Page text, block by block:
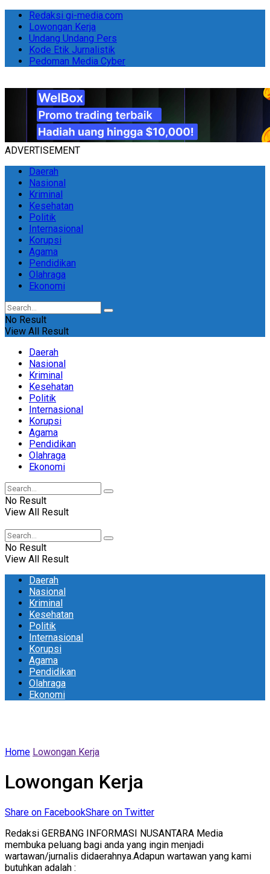
Redaksi gi-media.com
Lowongan Kerja
Undang Undang Pers
Kode Etik Jurnalistik
Pedoman Media Cyber
ADVERTISEMENT
Daerah
Nasional
Kriminal
Kesehatan
Politik
Internasional
Korupsi
Agama
Pendidikan
Olahraga
Ekonomi
No Result
View All Result
Daerah
Nasional
Kriminal
Kesehatan
Politik
Internasional
Korupsi
Agama
Pendidikan
Olahraga
Ekonomi
No Result
View All Result
No Result
View All Result
Daerah
Nasional
Kriminal
Kesehatan
Politik
Internasional
Korupsi
Agama
Pendidikan
Olahraga
Ekonomi
Home Lowongan Kerja
Lowongan Kerja
Share on FacebookShare on Twitter
Redaksi GERBANG INFORMASI NUSANTARA Media
membuka peluang bagi anda yang ingin menjadi
wartawan/jurnalis didaerahnya.Adapun wartawan yang kami
butuhkan adalah :